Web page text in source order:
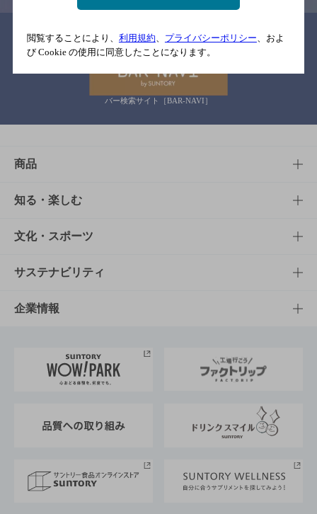
関連リンク
バー検索サイト［BAR-NAVI］
商品
商品TOP
商品一覧
商品発売情報
栄養成分一覧
知る・楽しむ
知る・楽しむTOP
キャンペーン
工場見学
地域情報
文化・スポーツ
文化・スポーツTOP
サントリーホール
サントリーサンバーズ大阪
サステナビリティ
サステナビリティTOP
サントリーが考えるサステナビリティ経営
企業情報
企業概要
採用情報
閲覧することにより、 利用規約、 プライバシーポリシー、およ
び Cookie の使用に同意したことになります。